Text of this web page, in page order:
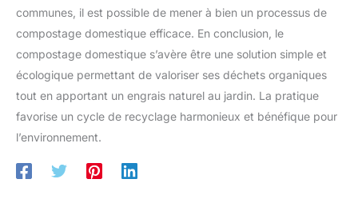
communes, il est possible de mener à bien un processus de
compostage domestique efficace. En conclusion, le
compostage domestique s’avère être une solution simple et
écologique permettant de valoriser ses déchets organiques
tout en apportant un engrais naturel au jardin. La pratique
favorise un cycle de recyclage harmonieux et bénéfique pour
l’environnement.